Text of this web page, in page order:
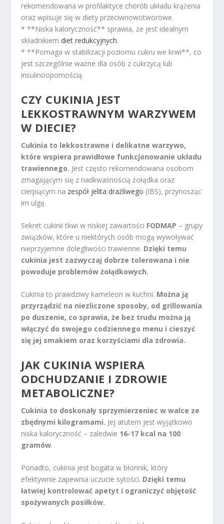
rekomendowana w profilaktyce chorób układu krążenia
oraz wpisuje się w diety przeciwnowotworowe.
* **Niska kaloryczność** sprawia, że jest idealnym
składnikiem diet redukcyjnych.
* **Pomaga w stabilizacji poziomu cukru we krwi**, co
jest szczególnie ważne dla osób z cukrzycą lub
insulinoopornością.
CZY CUKINIA JEST
LEKKOSTRAWNYM WARZYWEM
W DIECIE?
Cukinia to lekkostrawne i delikatne warzywo,
które wspiera prawidłowe funkcjonowanie układu
trawiennego. Jest często rekomendowana osobom
zmagającym się z nadkwaśnością żołądka oraz
cierpiącym na zespół jelita drażliwego (IBS), przynosząc
im ulgę.
Sekret cukinii tkwi w niskiej zawartości FODMAP – grupy
związków, które u niektórych osób mogą wywoływać
nieprzyjemne dolegliwości trawienne. Dzięki temu
cukinia jest zazwyczaj dobrze tolerowana i nie
powoduje problemów żołądkowych.
Cukinia to prawdziwy kameleon w kuchni. Można ją
przyrządzić na niezliczone sposoby, od grillowania
po duszenie, co sprawia, że bez trudu można ją
włączyć do swojego codziennego menu i cieszyć
się jej smakiem oraz korzyściami dla zdrowia.
JAK CUKINIA WSPIERA
ODCHUDZANIE I ZDROWIE
METABOLICZNE?
Cukinia to doskonały sprzymierzeniec w walce ze
zbędnymi kilogramami. Jej atutem jest wyjątkowo
niska kaloryczność – zaledwie 16-17 kcal na 100
gramów.
Ponadto, cukinia jest bogata w błonnik, który
efektywnie zapewnia uczucie sytości. Dzięki temu
łatwiej kontrolować apetyt i ograniczyć objętość
spożywanych posiłków.